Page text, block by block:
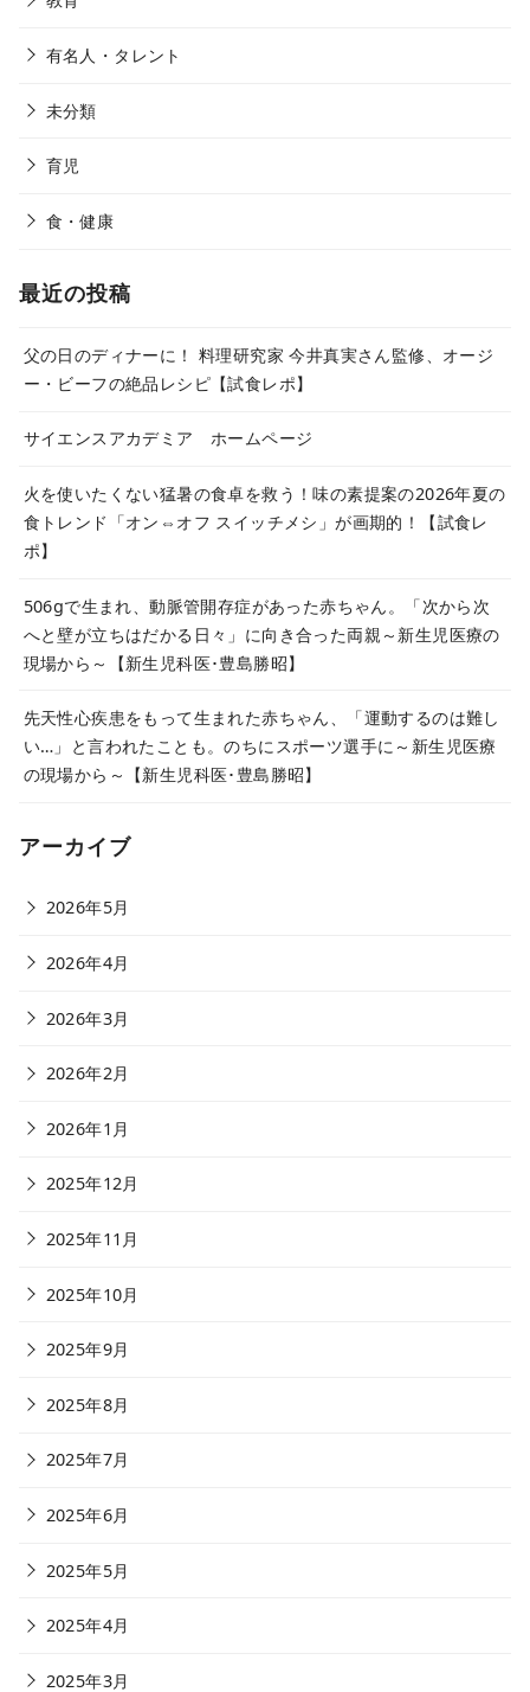
有名人・タレント
未分類
育児
食・健康
最近の投稿
父の日のディナーに！ 料理研究家 今井真実さん監修、オージ
ー・ビーフの絶品レシピ【試食レポ】
サイエンスアカデミア ホームページ
火を使いたくない猛暑の食卓を救う！味の素提案の2026年夏の
食トレンド「オン⇔オフ スイッチメシ」が画期的！【試食レ
ポ】
506gで生まれ、動脈管開存症があった赤ちゃん。「次から次
へと壁が立ちはだかる日々」に向き合った両親～新生児医療の
現場から～【新生児科医･豊島勝昭】
先天性心疾患をもって生まれた赤ちゃん、「運動するのは難し
い…」と言われたことも。のちにスポーツ選手に～新生児医療
の現場から～【新生児科医･豊島勝昭】
アーカイブ
2026年5月
2026年4月
2026年3月
2026年2月
2026年1月
2025年12月
2025年11月
2025年10月
2025年9月
2025年8月
2025年7月
2025年6月
2025年5月
2025年4月
2025年3月